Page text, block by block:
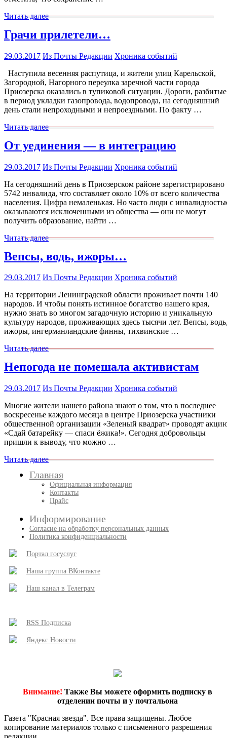
Читать далее
Грачи прилетели…
29.03.2017 Из Почты Редакции Хроника событий
Наступила весенняя распутица, и жители улиц Карельской,
Загородной, Нагорного переулка заречной части города
Приозерска оказались в тупиковой ситуации. Дороги, разбитые
в период укладки газопровода, водопровода, на сегодняшний
день стали непроходными и непроездными. По факту …
Читать далее
От уединения — в интеграцию
29.03.2017 Из Почты Редакции Хроника событий
На сегодняшний день в Приозерском районе зарегистрировано
5742 инвалида, что составляет около 10% от всего количества
населения. Цифра немаленькая. Но часто люди с
оказываются исключенными из общества — они не могут
получить образование, найти …
Читать далее
Вепсы, водь, ижоры…
29.03.2017 Из Почты Редакции Хроника событий
На территории Ленинградской области проживает почти 140
народов. И чтобы понять истинное богатство нашего края,
нужно знать во многом загадочную историю и уникальную
культуру народов, проживающих здесь тысячи лет. Вепсы,
ижоры, ингерманландские финны, тихвинские …
Читать далее
Непогода не помешала активистам
29.03.2017 Из Почты Редакции Хроника событий
Многие жители нашего района знают о том, что в последнее
воскресенье каждого месяца в центре Приозерска участники
общественной организации «Зеленый квадрат» проводят
«Сдай батарейку — спаси ёжика!». Сегодня добровольцы
пришли к выводу, что можно …
Читать далее
Главная
Официальная информация
Контакты
Прайс
Информирование
Согласие на обработку персональных данных
Политика конфиденциальности
Портал госуслуг
Наша группа ВКонтакте
Наш канал в Телеграм
RSS Подписка
Яндекс Новости
Внимание! Также Вы можете оформить подписку в
отделении почты и у почтальона
Газета "Красная звезда". Все права защищены. Любое
копирование материалов только с письменного разрешения